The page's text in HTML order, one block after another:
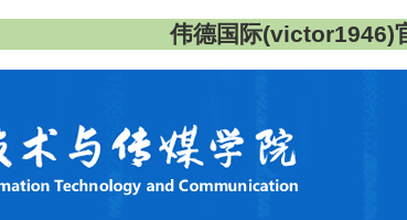
伟德国际(victor1946)